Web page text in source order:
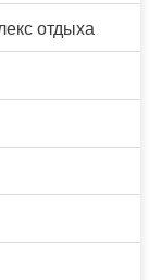
отдыха